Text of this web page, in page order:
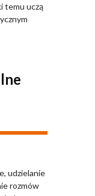
temu uczą
udzielanie
rozmów